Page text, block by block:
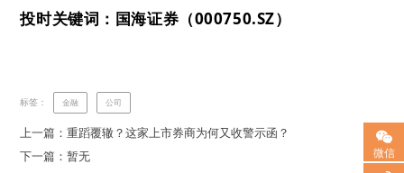
投时关键词：国海证券（000750.SZ）
标签： 金融 公司
上一篇：重蹈覆辙？这家上市券商为何又收警示函？
下一篇：暂无
微信